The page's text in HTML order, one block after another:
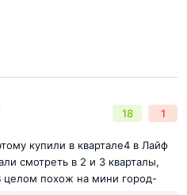
18 1
купили в квартале4 в Лайф
смотреть в 2 и 3 кварталы,
целом похож на мини город-